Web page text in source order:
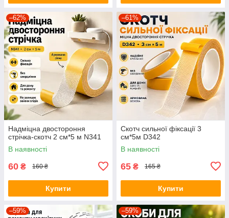
–62%
Надміцна двостороння
стрічка-скотч 2 см*5 м N341
В наявності
60 ₴ 160 ₴
Купити
–61%
Скотч сильної фіксації 3
см*5м D342
В наявності
65 ₴ 165 ₴
Купити
–59% –59%